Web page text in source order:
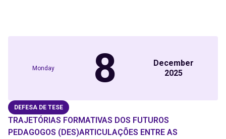
Monday 8
December
2025
DEFESA DE TESE
TRAJETÓRIAS FORMATIVAS DOS FUTUROS
PEDAGOGOS (DES)ARTICULAÇÕES ENTRE AS